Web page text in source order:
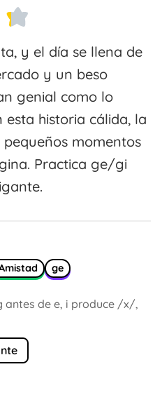
y el día se llena de
y un beso
genial como lo
esta historia cálida, la
momentos
Practica ge/gi
ge
de e, i produce /x/,